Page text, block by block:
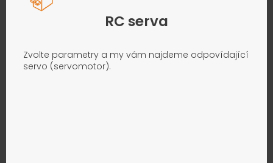
RC serva
Zvolte parametry a my vám najdeme odpovídající
servo (servomotor).